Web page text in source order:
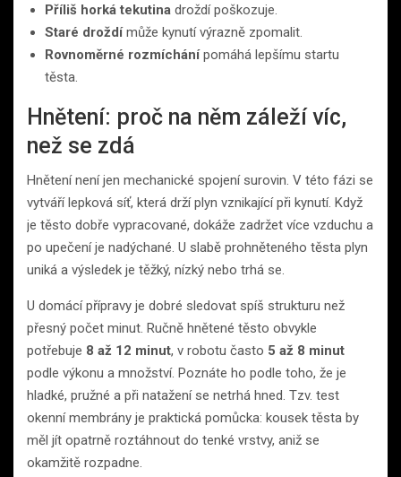
Příliš horká tekutina droždí poškozuje.
Staré droždímůže kynutí výrazně zpomalit.
Rovnoměrné rozmíchánípomáhá lepšímu startu
těsta.
Hnětení: proč na něm záleží víc,
než se zdá
Hnětení není jen mechanické spojení surovin. V této fázi se
vytváří lepková síť, která drží plyn vznikající při kynutí. Když
je těsto dobře vypracované, dokáže zadržet více vzduchu a
po upečení je nadýchané. U slabě prohněteného těsta plyn
uniká a výsledek je těžký, nízký nebo trhá se.
U domácí přípravy je dobré sledovat spíš strukturu než
přesný počet minut. Ručně hnětené těsto obvykle
potřebuje 8 až 12 minut, v robotu často 5 až 8 minut
podle výkonu a množství. Poznáte ho podle toho, že je
hladké, pružné a při natažení se netrhá hned. Tzv. test
okenní membrány je praktická pomůcka: kousek těsta by
měl jít opatrně roztáhnout do tenké vrstvy, aniž se
okamžitě rozpadne.